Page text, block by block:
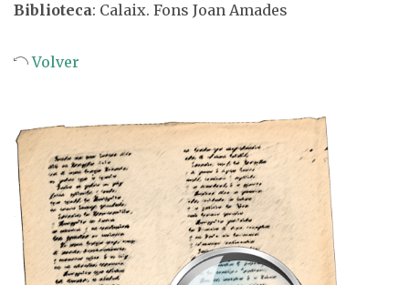
Biblioteca: Calaix. Fons Joan Amades
Volver